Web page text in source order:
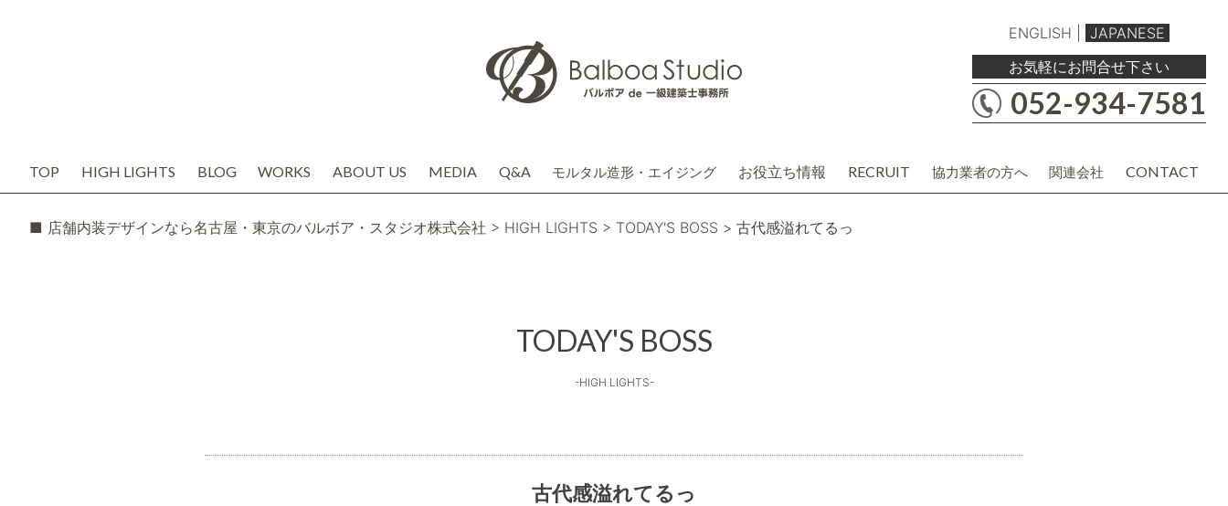
ENGLISH
JAPANESE
お気軽にお問合せ下さい
052-934-7581
TOP HIGH LIGHTS BLOG WORKS ABOUT US MEDIA Q&A モルタル造形・エイジング お役立ち情報 RECRUIT 協力業者の方へ 関連会社 CONTACT
■ 店舗内装デザインなら名古屋・東京のバルボア・スタジオ株式会社 > HIGH LIGHTS > TODAY'S BOSS > 古代感溢れてるっ
TODAY'S BOSS
-HIGH LIGHTS-
古代感溢れてるっ